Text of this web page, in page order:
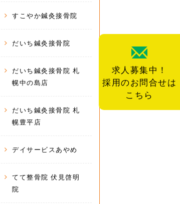
求人募集中！
採用のお問合せは
こちら
すこやか鍼灸接骨院
だいち鍼灸接骨院
だいち鍼灸接骨院 札
幌中の島店
だいち鍼灸接骨院 札
幌豊平店
デイサービスあやめ
てて整骨院 伏見啓明
院